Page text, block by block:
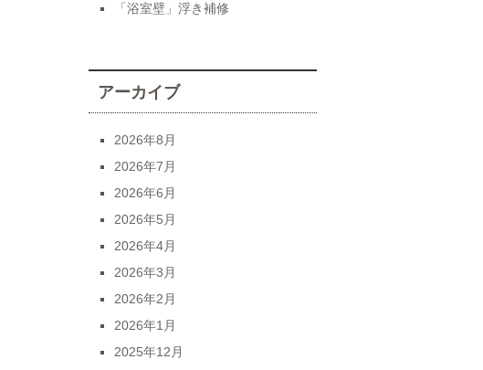
「浴室壁」浮き補修
アーカイブ
2026年8月
2026年7月
2026年6月
2026年5月
2026年4月
2026年3月
2026年2月
2026年1月
2025年12月